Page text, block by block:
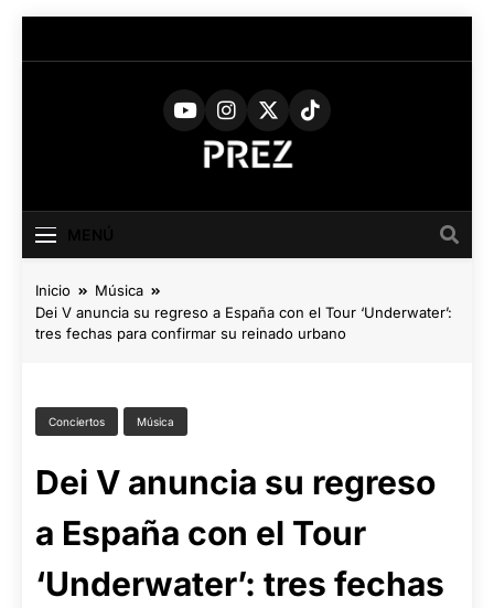
al
PREZ
MAGAZINE
Cultural
Inicio
Música
Dei V anuncia su regreso a España con el Tour ‘Underwater’:
tres fechas para confirmar su reinado urbano
Conciertos Música
Dei V anuncia su regreso
a España con el Tour
‘Underwater’: tres fechas